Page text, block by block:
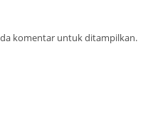
komentar untuk ditampilkan.